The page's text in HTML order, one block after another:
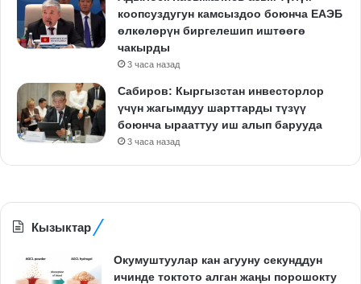
коопсуздугун камсыздоо боюнча ЕАЭБ
өлкөлөрүн биргелешип иштөөгө
чакырды
3 часа назад
Сабиров: Кыргызстан инвесторлор
үчүн жагымдуу шарттарды түзүү
боюнча ырааттуу иш алып барууда
3 часа назад
Кызыктар
Окумуштуулар кан агууну секунддун
ичинде токтото алган жаңы порошокту